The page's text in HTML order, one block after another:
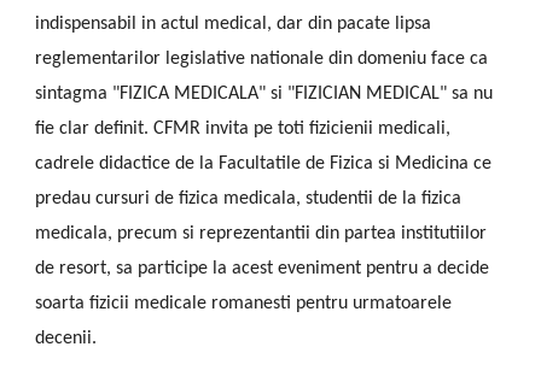
indispensabil in actul medical, dar din pacate lipsa
reglementarilor legislative nationale din domeniu face ca
sintagma "FIZICA MEDICALA" si "FIZICIAN MEDICAL" sa nu
fie clar definit. CFMR invita pe toti fizicienii medicali,
cadrele didactice de la Facultatile de Fizica si Medicina ce
predau cursuri de fizica medicala, studentii de la fizica
medicala, precum si reprezentantii din partea institutiilor
de resort, sa participe la acest eveniment pentru a decide
soarta fizicii medicale romanesti pentru urmatoarele
decenii.